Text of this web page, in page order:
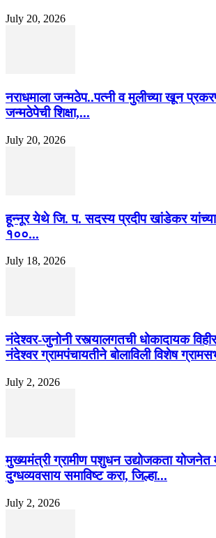
July 20, 2026
नराधमाला जन्मठेप..पत्नी व मुलीच्या खून
जन्मठेपेची शिक्षा,...
July 20, 2026
हून्नूर येथे जि. प. सदस्य प्रदीप खांडेकर
१००...
July 18, 2026
नंदेश्वर-जुनोनी रस्त्यालगतची धोकादायक
नंदेश्वर ग्रामपंचायतीने बोलाविली विशेष
July 2, 2026
मुख्यमंत्री ग्रामीण पशुधन उद्योजकता योजनेत
दुग्धव्यवसाय समाविष्ट करा, जिल्हा...
July 2, 2026